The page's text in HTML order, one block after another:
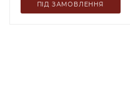
ПІД ЗАМОВЛЕННЯ